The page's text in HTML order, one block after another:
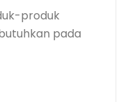
produk
pada